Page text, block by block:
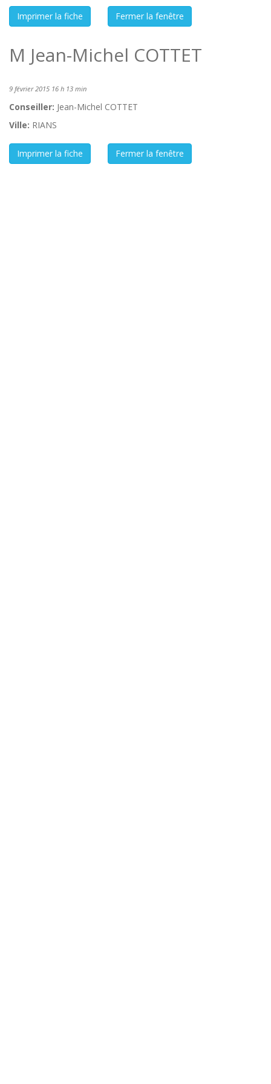
M Jean-Michel COTTET
9 février 2015 16 h 13 min
Conseiller: Jean-Michel COTTET
Ville: RIANS